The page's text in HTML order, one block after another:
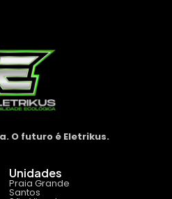
O futuro é Eletrikus.
Unidades
Praia Grande
Santos